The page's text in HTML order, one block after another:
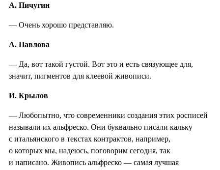
А. Пичугин
— Очень хорошо представляю.
А. Павлова
— Да, вот такой густой. Вот это и есть связующее для,
значит, пигментов для клеевой живописи.
И. Крылов
— Любопытно, что современники создания этих росписей
называли их альфреско. Они буквально писали кальку
с итальянского в текстах контрактов, например,
о которых мы, надеюсь, поговорим сегодня, так
и написано. Живопись альфреско — самая лучшая